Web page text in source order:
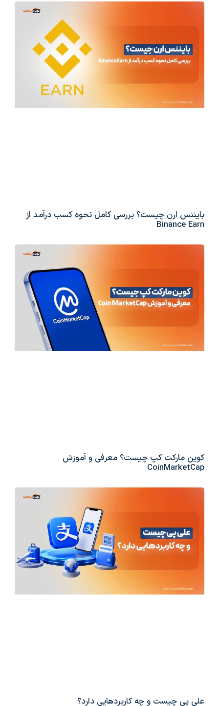
بایننس ارن چیست؟ بررسی کامل نحوه کسب درآمد از
Binance Earn
کوین مارکت کپ چیست؟ معرفی و آموزش
CoinMarketCap
علی پی چیست و چه کاربردهایی دارد؟